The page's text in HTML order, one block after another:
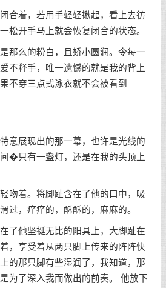
合着，若用手轻轻揪起，看上去彷
松开手马上就会恢复闭合的状态。
那么的粉白，且娇小圆润。令每一
不释手，唯一遗憾的就是我的背上
不穿三点式泳衣就不会被看到
意展现出的那一幕，也许是光线的
�只有一盏灯，还是在我的头顶上
吻着。将脚趾含在了他的口中，吸
过，痒痒的，酥酥的，麻麻的。
了他坚挺无比的阳具上，大脚趾在
，享受着从两只脚上传来的阵阵快
的那只脚有些湿润了，我知道，那
为了深入我而做出的前奏。 他放下